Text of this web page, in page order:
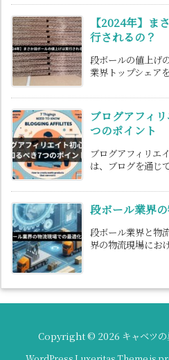
【2024年】ま
行されるの？
段ボールの値上げ
業界トップシェア
ブログアフィ
つのポイント
ブログアフィリエ
は、ブログを通じ
段ボール業界
段ボール業界と物
界の物流現場にお
Copyright © 2026 キャベツ